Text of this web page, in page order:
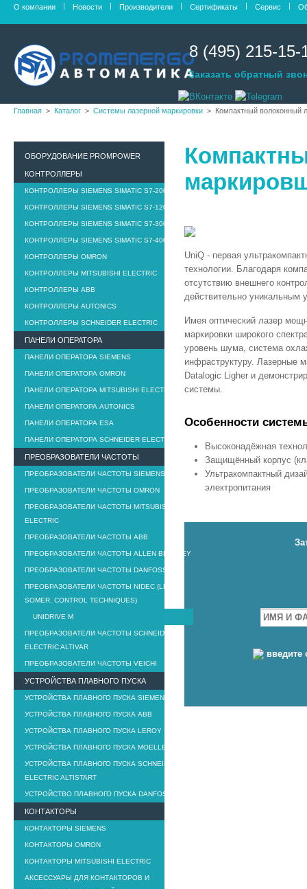
О компании Новости Производители Сертификаты Сервис
8 (495) 215-15-
Заказать обратный
Главная Каталог Системы лазерной маркировки Компактный волоконный
ОБОРУДОВАНИЕ PROMPOWER
КОНТРОЛЛЕРЫ
КОНТРОЛЛЕРЫ SIEMENS SIMATIC S7-200
КОНТРОЛЛЕРЫ SIEMENS SIMATIC S7-1200
КОНТРОЛЛЕРЫ SIEMENS SIMATIC S7-300
КОНТРОЛЛЕРЫ SIEMENS SIMATIC S7-400
КОНТРОЛЛЕРЫ OMRON
КОНТРОЛЛЕРЫ MITSUBISHI ELECTRIC
КОНТРОЛЛЕРЫ ABB
КОНТРОЛЛЕРЫ AUTONICS
КОНТРОЛЛЕРЫ SCHNEIDER ELECTRIC
ПАНЕЛИ ОПЕРАТОРА
ПАНЕЛИ ОПЕРАТОРА SIEMENS
ПАНЕЛИ ОПЕРАТОРА OMRON
ПАНЕЛИ ОПЕРАТОРА MITSUBISHI ELECTRIC
ПАНЕЛИ ОПЕРАТОРА AUTONICS
ПАНЕЛИ ОПЕРАТОРА ESA
ПАНЕЛИ ОПЕРАТОРА SCHNEIDER ELECTRIC
ПРЕОБРАЗОВАТЕЛИ ЧАСТОТЫ
ПРЕОБРАЗОВАТЕЛИ ЧАСТОТЫ SIEMENS
ПРЕОБРАЗОВАТЕЛИ ЧАСТОТЫ OMRON
ПРЕОБРАЗОВАТЕЛИ ЧАСТОТЫ MITSUBISHI
ELECTRIC
ПРЕОБРАЗОВАТЕЛИ ЧАСТОТЫ ABB
ПРЕОБРАЗОВАТЕЛИ ЧАСТОТЫ ALLEN BRADLEY
ПРЕОБРАЗОВАТЕЛИ ЧАСТОТЫ DANFOSS
ПРЕОБРАЗОВАТЕЛИ ЧАСТОТЫ NIDEC (LEROY
SOMER, CONTROL TECHNIQUES)
UNIDRIVE M
ПРЕОБРАЗОВАТЕЛИ ЧАСТОТЫ SCHNEIDER
ELECTRIC ALTIVAR
ПРЕОБРАЗОВАТЕЛИ ЧАСТОТЫ VEICHI
УСТРОЙСТВА ПЛАВНОГО ПУСКА
УСТРОЙСТВА ПЛАВНОГО ПУСКА SIEMENS
УСТРОЙСТВА ПЛАВНОГО ПУСКА ABB
УСТРОЙСТВА ПЛАВНОГО ПУСКА LEROY SOMER
УСТРОЙСТВА ПЛАВНОГО ПУСКА MOELLER
УСТРОЙСТВА ПЛАВНОГО ПУСКА SCHNEIDER
ELECTRIC ALTISTART
УСТРОЙСТВО ПЛАВНОГО ПУСКА DANFOSS
КОНТАКТОРЫ
КОНТАКТОРЫ SIEMENS
КОНТАКТОРЫ OMRON
КОНТАКТОРЫ MITSUBISHI ELECTRIC
АКСЕССУАРЫ ДЛЯ КОНТАКТОРОВ И
UniQ - первая
технологии. Благодаря
отсутствию внешнего
действительно уникальным
Имея оптический лазер
маркировки широкого
уровень шума, система
инфраструктуру. Лазерные
Datalogic Ligher и
системы.
Особенности
Высоконадёжная
Защищённый корпус
Ультракомпактный
электропитания